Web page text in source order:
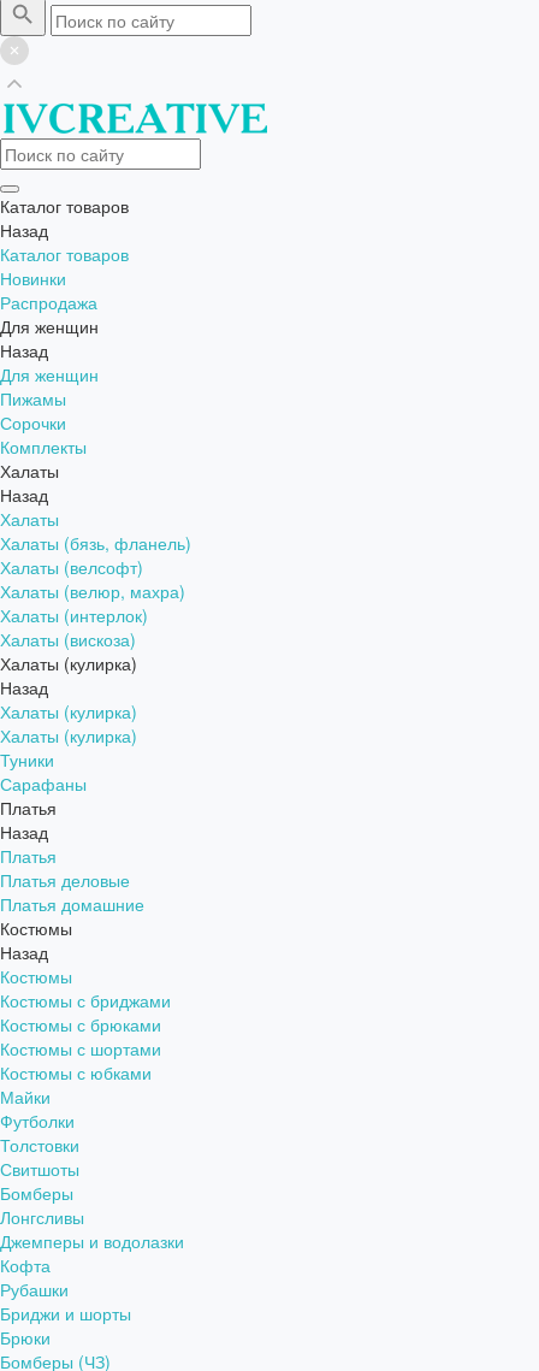
Каталог товаров
Назад
Каталог товаров
Новинки
Распродажа
Для женщин
Назад
Для женщин
Пижамы
Сорочки
Комплекты
Халаты
Назад
Халаты
Халаты (бязь, фланель)
Халаты (велсофт)
Халаты (велюр, махра)
Халаты (интерлок)
Халаты (вискоза)
Халаты (кулирка)
Назад
Халаты (кулирка)
Халаты (кулирка)
Туники
Сарафаны
Платья
Назад
Платья
Платья деловые
Платья домашние
Костюмы
Назад
Костюмы
Костюмы с бриджами
Костюмы с брюками
Костюмы с шортами
Костюмы с юбками
Майки
Футболки
Толстовки
Свитшоты
Бомберы
Лонгсливы
Джемперы и водолазки
Кофта
Рубашки
Бриджи и шорты
Брюки
Бомберы (ЧЗ)